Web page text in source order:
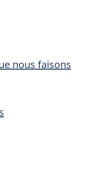
nous faisons